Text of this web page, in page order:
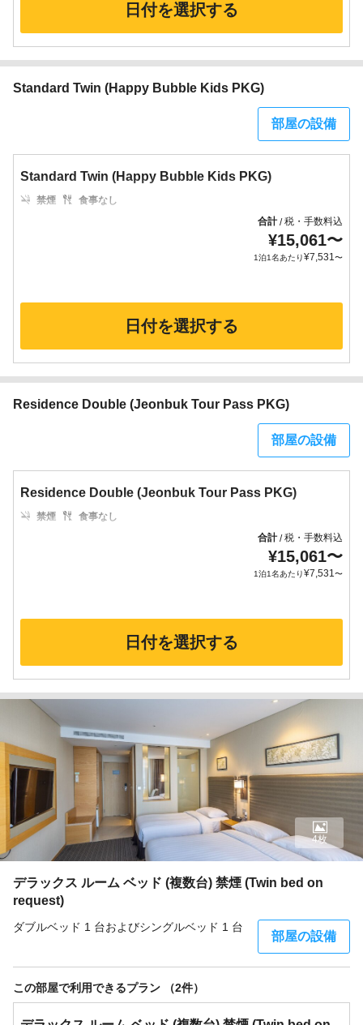
日付を選択する
Standard Twin (Happy Bubble Kids PKG)
部屋の設備
Standard Twin (Happy Bubble Kids PKG)
禁煙
食事なし
合計/税・手数料込
¥15,061〜
1泊1名あたり¥7,531〜
日付を選択する
Residence Double (Jeonbuk Tour Pass PKG)
部屋の設備
Residence Double (Jeonbuk Tour Pass PKG)
禁煙
食事なし
合計/税・手数料込
¥15,061〜
1泊1名あたり¥7,531〜
日付を選択する
デラックス ルーム ベッド (複数台) 禁煙 (Twin bed on
request)
ダブルベッド 1 台およびシングルベッド 1 台
部屋の設備
4枚
この部屋で利用できるプラン （2件）